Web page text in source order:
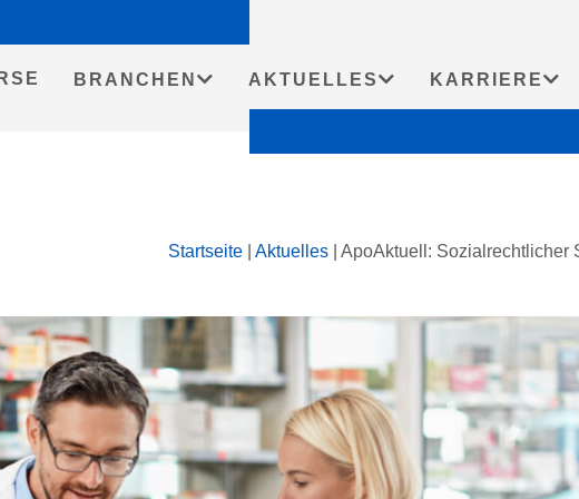
BRANCHEN AKTUELLES KARRIERE
Startseite Aktuelles ApoAktuell: Sozialrechtlicher